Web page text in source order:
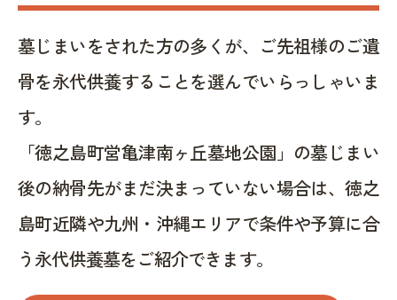
墓じまいをされた方の多くが、ご先祖様のご遺
骨を永代供養することを選んでいらっしゃいま
す。
「徳之島町営亀津南ヶ丘墓地公園」の墓じまい
後の納骨先がまだ決まっていない場合は、徳之
島町近隣や九州・沖縄エリアで条件や予算に合
う永代供養墓をご紹介できます。